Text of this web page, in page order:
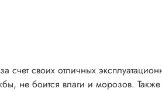
своих отличных
не боится влаги и морозов. Также